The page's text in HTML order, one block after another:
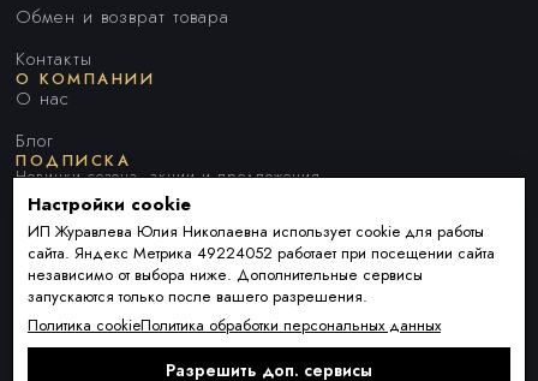
Обмен и возврат товара
Контакты
О КОМПАНИИ
О нас
Блог
ПОДПИСКА
Новинки сезона, акции и предложения
Я ДАЮ СОГЛАСИЕ НА ОБРАБОТКУ ПЕРСОНАЛЬНЫХ ДАННЫХ И
СОГЛАШАЮСЬ СПОЛИТИКОЙ ОБРАБОТКИ ПЕРСОНАЛЬНЫХ
ДАННЫХ
Подписаться
Настройки cookie
ИП Журавлева Юлия Николаевна использует cookie для работы
сайта. Яндекс Метрика 49224052 работает при посещении сайта
независимо от выбора ниже. Дополнительные сервисы
запускаются только после вашего разрешения.
Политика cookieПолитика обработки персональных данных
Разрешить доп. сервисы